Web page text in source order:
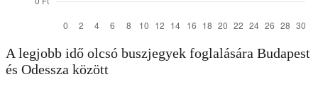
A legjobb idő olcsó buszjegyek foglalására Budapest
és Odessza között